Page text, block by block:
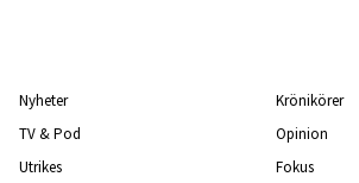
Nyheter
TV & Pod
Utrikes
Krönikörer
Opinion
Fokus